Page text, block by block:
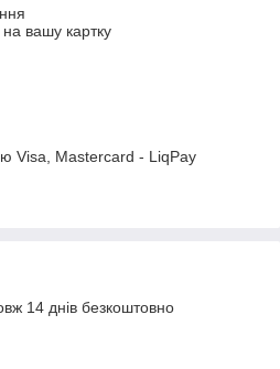
вашу картку
Visa, Mastercard - LiqPay
14 днів безкоштовно